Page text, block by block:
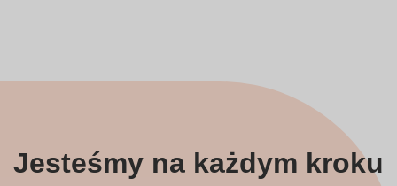
Jesteśmy na każdym kroku